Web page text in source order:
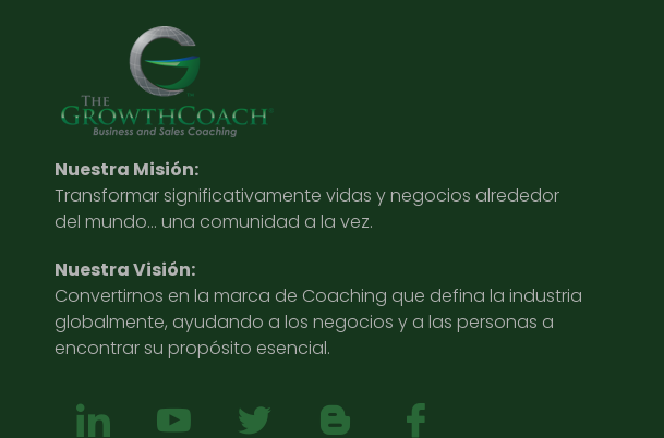
Nuestra Misión:
Transformar significativamente vidas y negocios alrededor
del mundo… una comunidad a la vez.
Nuestra Visión:
Convertirnos en la marca de Coaching que defina la industria
globalmente, ayudando a los negocios y a las personas a
encontrar su propósito esencial.